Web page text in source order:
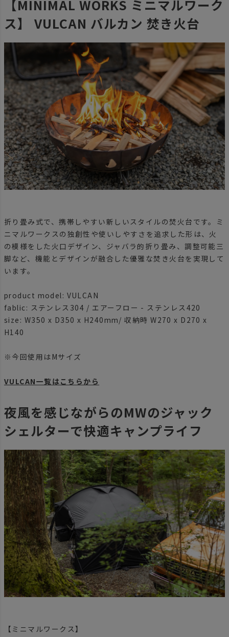
【MINIMAL WORKS ミニマルワーク
ス】 VULCAN バルカン 焚き火台
折り畳み式で、携帯しやすい新しいスタイルの焚火台です。ミ
ニマルワークスの独創性や使いしやすさを追求した形は、火
の模様をした火口デザイン、ジャバラ的折り畳み、調整可能三
脚など、機能とデザインが融合した優雅な焚き火台を実現して
います。
product model: VULCAN
fablic: ステンレス304 / エアーフロー - ステンレス420
size: W350 x D350 x H240mm/ 収納時 W270 x D270 x
H140
※今回使用はMサイズ
VULCAN一覧はこちらから
夜風を感じながらのMWのジャック
シェルターで快適キャンプライフ
【ミニマルワークス】